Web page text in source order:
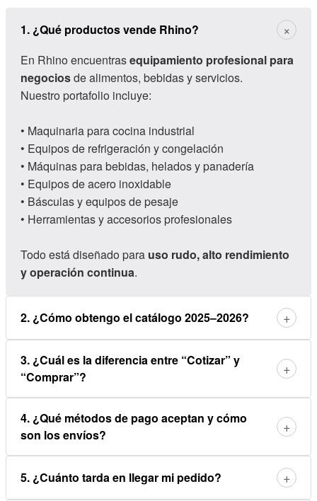
1. ¿Qué productos vende Rhino? ×
En Rhino encuentrasequipamiento profesional para
negociosde alimentos, bebidas y servicios.
Nuestro portafolio incluye:
• Maquinaria para cocina industrial
• Equipos de refrigeración y congelación
• Máquinas para bebidas, helados y panadería
• Equipos de acero inoxidable
• Básculas y equipos de pesaje
• Herramientas y accesorios profesionales
Todo está diseñado para uso rudo, alto rendimiento
y operación continua.
2. ¿Cómo obtengo el catálogo 2025–2026? +
3. ¿Cuál es la diferencia entre “Cotizar” y
“Comprar”?
+
4. ¿Qué métodos de pago aceptan y cómo
son los envíos?
+
5. ¿Cuánto tarda en llegar mi pedido? +